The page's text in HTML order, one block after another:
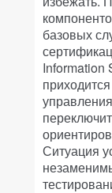
базовых
Information
Ситуация